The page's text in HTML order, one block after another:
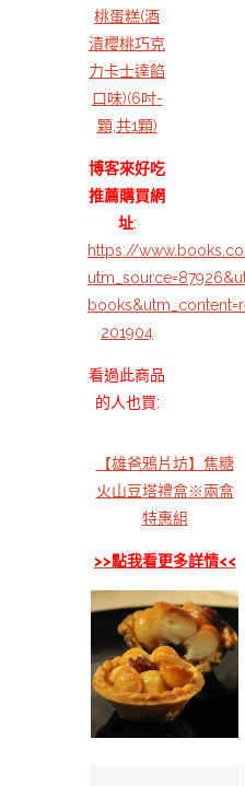
桃蛋糕(酒
漬櫻桃巧克
力卡士達餡
口味)(6吋-
顆,共1顆)
博客來好吃
推薦購買網
址:
https://
201904
看過此商品
的人也買:
【雄爸鴉片坊】焦糖
火山豆塔禮盒※兩盒
特惠組
>>點我看更多詳情<<